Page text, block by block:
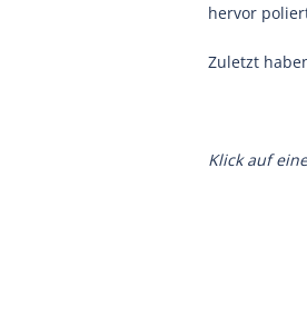
hervor
Zuletzt
Klick auf